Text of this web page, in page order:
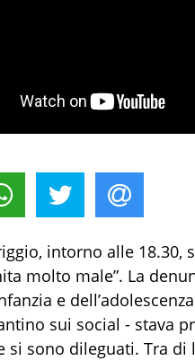
intorno alle 18.30,
molto male”. La
e
sui social - stava
si sono dileguati. Tra